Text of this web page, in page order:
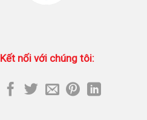
Kết nối với chúng tôi: